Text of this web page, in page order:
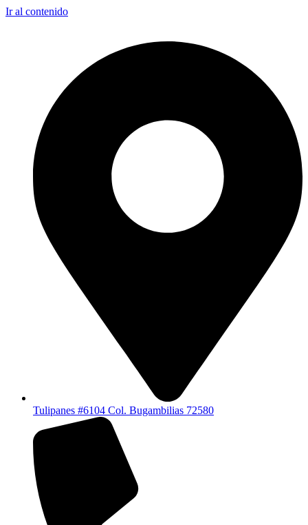
Ir al contenido
Tulipanes #6104 Col. Bugambilias 72580